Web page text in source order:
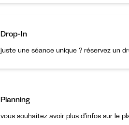
Drop-In
juste une séance unique ? réservez un
Planning
vous souhaitez avoir plus d’infos sur le